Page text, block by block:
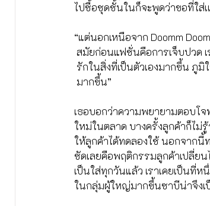
ไปซื้อชุดชั้นในก็จะพูดว่าขอที่ใส่เ
“แต่นอกเหนือจาก Doomm
สมัยก่อนแฟชั่นคือการเจ็บปวด
รักในสิ่งที่เป็นตัวเองมากขึ้น ภูมิ
มากขึ้น”
เธอบอกว่าความพยายามตอบโจ
ใหม่ในตลาด บางครั้งลูกค้าก็ไม่
ให้ลูกค้าได้ทดลองใช้ นอกจากนี้
ชัดเลยคือพฤติกรรมลูกค้าเปลี่ย
เป็นใส่ทุกวันแล้ว เราเคยเป็น
ในกลุ่มผู้ใหญ่มากขึ้นซาบีน่าจึงเ